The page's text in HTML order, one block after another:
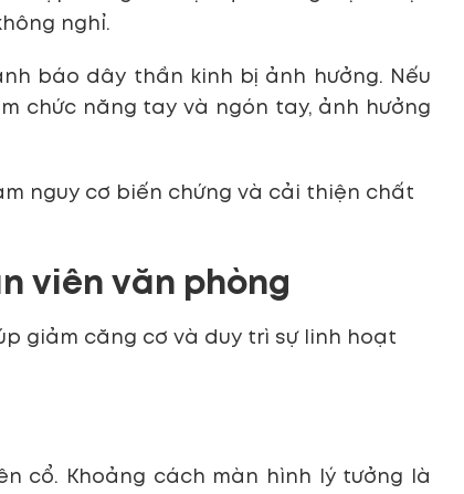
nghỉ.
báo dây thần kinh bị ảnh hưởng. Nếu
chức năng tay và ngón tay, ảnh hưởng
nguy cơ biến chứng và cải thiện chất
viên văn phòng
giảm căng cơ và duy trì sự linh hoạt
cổ. Khoảng cách màn hình lý tưởng là